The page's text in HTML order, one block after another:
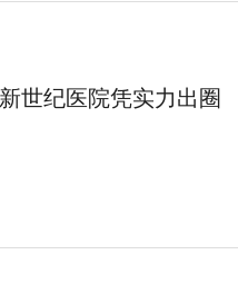
世纪医院凭实力出圈